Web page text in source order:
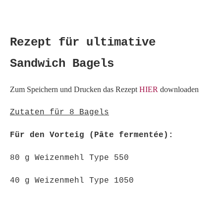
Rezept für ultimative
Sandwich Bagels
Zum Speichern und Drucken das Rezept HIER downloaden
Zutaten für 8 Bagels
Für den Vorteig (Pâte fermentée):
80 g Weizenmehl Type 550
40 g Weizenmehl Type 1050